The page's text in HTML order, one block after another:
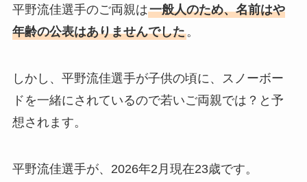
平野流佳選手のご両親は一般人のため、名前はや
年齢の公表はありませんでした。
しかし、平野流佳選手が子供の頃に、スノーボー
ドを一緒にされているので若いご両親では？と予
想されます。
平野流佳選手が、2026年2月現在23歳です。